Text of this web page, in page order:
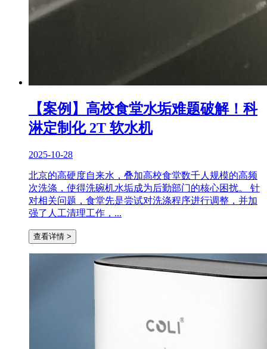
【案例】高校食堂水垢难题破解！科
淋定制化 2T 软水机
2025-10-28
北京的高硬度自来水，叠加高校食堂数千人规模的高频
次洗涤，使得洗碗机水垢成为后勤部门的核心困扰。 针
对相关问题，食堂先是尝试对洗涤程序进行调整，并加
强了人工清理工作，...
查看详情 >